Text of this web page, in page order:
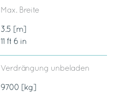
Max. Breite
3.5 [m]
11 ft 6 in
Verdrängung unbeladen
9700 [kg]